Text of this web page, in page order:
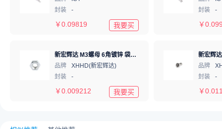
封装
-
￥0.09819 我要买
封装
-
￥
新宏辉达 M3螺母 6角镀锌 袋装 hexagon nut M3
品牌
XHHD(新宏辉达)
封装
-
￥0.009212 我要买
品牌
封装
-
￥